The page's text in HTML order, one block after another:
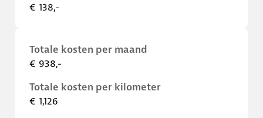
€ 138,-
Totale kosten per maand
€ 938,-
Totale kosten per kilometer
€ 1,126